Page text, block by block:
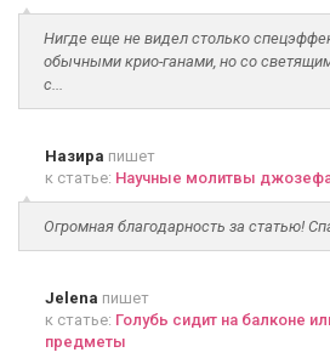
Нигде еще не видел столько
обычными крио-ганами, но со
с...
Назира пишет
к статье: Научные молитвы
Огромная благодарность за статью!
Jelena пишет
к статье: Голубь сидит на балконе
предметы